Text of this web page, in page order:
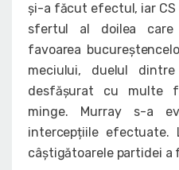
și-a făcut efectul, iar CS
sfertul al doilea
favoarea
meciului, duelul
desfășurat cu multe
minge. Murray s-a
intercepțiile efectuate.
câștigătoarele partidei a